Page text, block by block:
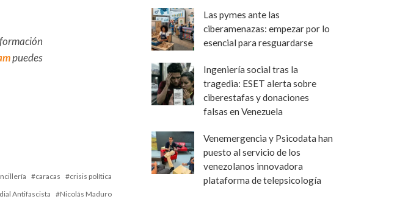
puedes
caracas
crisis política
Antifascista
Nicolás Maduro
Las pymes ante las
ciberamenazas: empezar por lo
esencial para resguardarse
Ingeniería social tras la
tragedia: ESET alerta sobre
ciberestafas y donaciones
falsas en Venezuela
Venemergencia y Psicodata han
puesto al servicio de los
venezolanos innovadora
plataforma de telepsicología